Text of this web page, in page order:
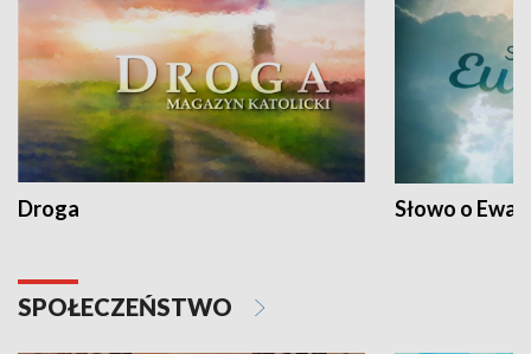
Droga Słowo o
SPOŁECZEŃSTWO